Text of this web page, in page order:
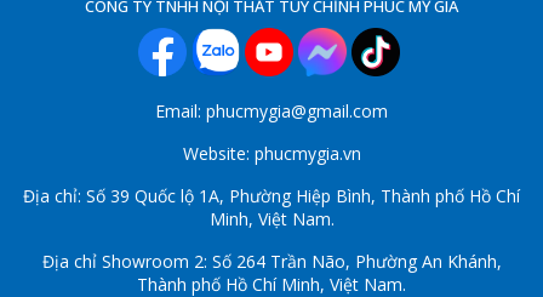
CÔNG TY TNHH NỘI THẤT TÙY CHỈNH PHÚC MỸ GIA
Email: phucmygia@gmail.com
Website: phucmygia.vn
Địa chỉ: Số 39 Quốc lộ 1A, Phường Hiệp Bình, Thành phố Hồ Chí
Minh, Việt Nam.
Địa chỉ Showroom 2: Số 264 Trần Não, Phường An Khánh,
Thành phố Hồ Chí Minh, Việt Nam.